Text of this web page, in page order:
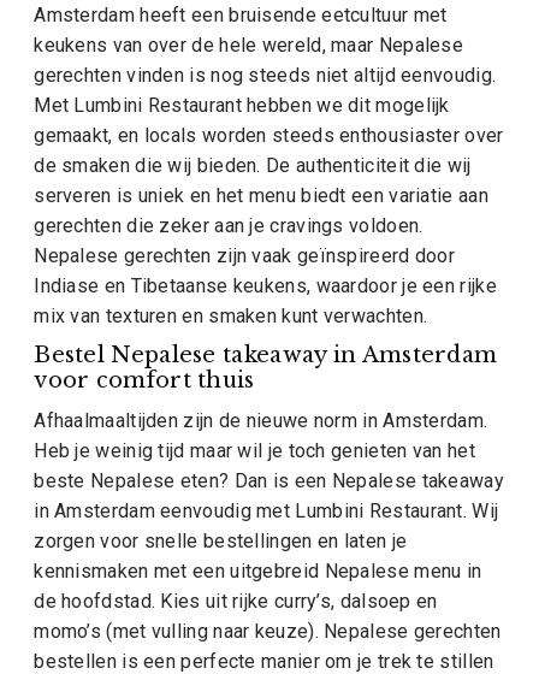
Amsterdam heeft een bruisende eetcultuur met
keukens van over de hele wereld, maar Nepalese
gerechten vinden is nog steeds niet altijd eenvoudig.
Met Lumbini Restaurant hebben we dit mogelijk
gemaakt, en locals worden steeds enthousiaster over
de smaken die wij bieden. De authenticiteit die wij
serveren is uniek en het menu biedt een variatie aan
gerechten die zeker aan je cravings voldoen.
Nepalese gerechten zijn vaak geïnspireerd door
Indiase en Tibetaanse keukens, waardoor je een rijke
mix van texturen en smaken kunt verwachten.
Bestel Nepalese takeaway in Amsterdam
voor comfort thuis
Afhaalmaaltijden zijn de nieuwe norm in Amsterdam.
Heb je weinig tijd maar wil je toch genieten van het
beste Nepalese eten? Dan is een Nepalese takeaway
in Amsterdam eenvoudig met Lumbini Restaurant. Wij
zorgen voor snelle bestellingen en laten je
kennismaken met een uitgebreid Nepalese menu in
de hoofdstad. Kies uit rijke curry’s, dalsoep en
momo’s (met vulling naar keuze). Nepalese gerechten
bestellen is een perfecte manier om je trek te stillen